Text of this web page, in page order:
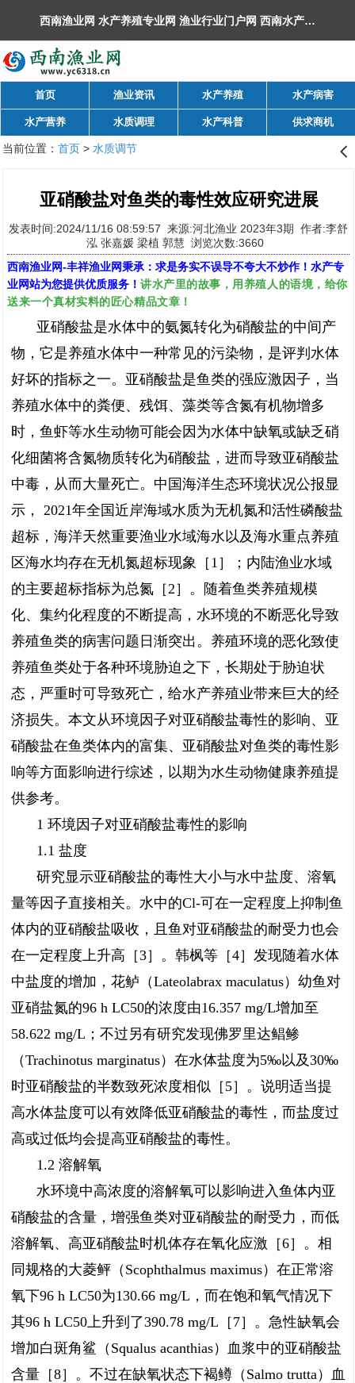
西南渔业网 水产养殖专业网 渔业行业门户网 ​西南水产网 丰祥渔业网 永川水花网，欢迎光临！
首页 渔业资讯 水产养殖 水产病害
水产营养 水质调理 水产科普 供求商机
当前位置： 首页> 水质调节 󰊒
亚硝酸盐对鱼类的毒性效应研究进展
发表时间:2024/11/16 08:59:57 来源:河北渔业 2023年3期 作者:李舒
泓 张嘉媛 梁植 郭慧 浏览次数:3660
西南渔业网-丰祥渔业网秉承：求是务实不误导不夸大不炒作！水产专
业网站为您提供优质服务！ 讲水产里的故事，用养殖人的语境，给你
送来一个真材实料的匠心精品文章！
亚硝酸盐是水体中的氨氮转化为硝酸盐的中间产
物，它是养殖水体中一种常见的污染物，是评判水体
好坏的指标之一。亚硝酸盐是鱼类的强应激因子，当
养殖水体中的粪便、残饵、藻类等含氮有机物增多
时，鱼虾等水生动物可能会因为水体中缺氧或缺乏硝
化细菌将含氮物质转化为硝酸盐，进而导致亚硝酸盐
中毒，从而大量死亡。中国海洋生态环境状况公报显
示， 2021年全国近岸海域水质为无机氮和活性磷酸盐
超标，海洋天然重要渔业水域海水以及海水重点养殖
区海水均存在无机氮超标现象［1］；内陆渔业水域
的主要超标指标为总氮［2］。随着鱼类养殖规模
化、集约化程度的不断提高，水环境的不断恶化导致
养殖鱼类的病害问题日渐突出。养殖环境的恶化致使
养殖鱼类处于各种环境胁迫之下，长期处于胁迫状
态，严重时可导致死亡，给水产养殖业带来巨大的经
济损失。本文从环境因子对亚硝酸盐毒性的影响、亚
硝酸盐在鱼类体内的富集、亚硝酸盐对鱼类的毒性影
响等方面影响进行综述，以期为水生动物健康养殖提
供参考。
1 环境因子对亚硝酸盐毒性的影响
1.1 盐度
研究显示亚硝酸盐的毒性大小与水中盐度、溶氧
量等因子直接相关。水中的Cl-可在一定程度上抑制鱼
体内的亚硝酸盐吸收，且鱼对亚硝酸盐的耐受力也会
在一定程度上升高［3］。韩枫等［4］发现随着水体
中盐度的增加，花鲈（Lateolabrax maculatus）幼鱼对
亚硝盐氮的96 h LC50的浓度由16.357 mg/L增加至
58.622 mg/L；不过另有研究发现佛罗里达鲳鲹
（Trachinotus marginatus）在水体盐度为5‰以及30‰
时亚硝酸盐的半数致死浓度相似［5］。说明适当提
高水体盐度可以有效降低亚硝酸盐的毒性，而盐度过
高或过低均会提高亚硝酸盐的毒性。
1.2 溶解氧
水环境中高浓度的溶解氧可以影响进入鱼体内亚
硝酸盐的含量，增强鱼类对亚硝酸盐的耐受力，而低
溶解氧、高亚硝酸盐时机体存在氧化应激［6］。相
同规格的大菱鲆（Scophthalmus maximus）在正常溶
氧下96 h LC50为130.66 mg/L，而在饱和氧气情况下
其96 h LC50上升到了390.78 mg/L［7］。急性缺氧会
增加白斑角鲨（Squalus acanthias）血浆中的亚硝酸盐
含量［8］。不过在缺氧状态下褐鳟（Salmo trutta）血